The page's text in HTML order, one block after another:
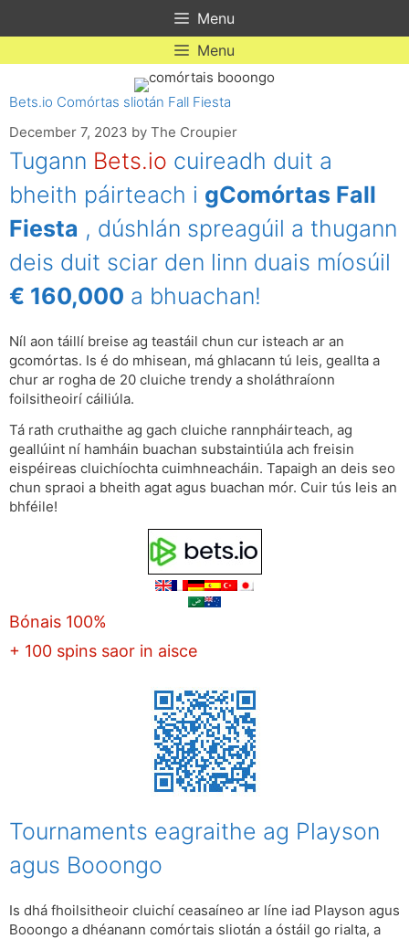
Menu
Menu
Bets.io Comórtas sliotán Fall Fiesta
December 7, 2023 by The Croupier
Tugann Bets.io cuireadh duit a
bheith páirteach i gComórtas Fall
Fiesta , dúshlán spreagúil a thugann
deis duit sciar den linn duais míosúil
€ 160,000 a bhuachan!
Níl aon táillí breise ag teastáil chun cur isteach ar an
gcomórtas. Is é do mhisean, má ghlacann tú leis, geallta a
chur ar rogha de 20 cluiche trendy a sholáthraíonn
foilsitheoirí cáiliúla.
Tá rath cruthaithe ag gach cluiche rannpháirteach, ag
geallúint ní hamháin buachan substaintiúla ach freisin
eispéireas cluichíochta cuimhneacháin. Tapaigh an deis seo
chun spraoi a bheith agat agus buachan mór. Cuir tús leis an
bhféile!
Bónais 100%
+ 100 spins saor in aisce
Tournaments eagraithe ag Playson
agus Booongo
Is dhá fhoilsitheoir cluichí ceasaíneo ar líne iad Playson agus
Booongo a dhéanann comórtais sliotán a óstáil go rialta, a